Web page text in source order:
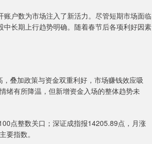
户数为市场注入了新活力。尽管短期市场面临
长期上行趋势明确。随着春节后各项利好因素
叠加政策与资金双重利好，市场赚钱效应吸
绪有所降温，但新增资金入场的整体趋势未
点整数关口；深证成指报14205.89点，月涨
要指数。